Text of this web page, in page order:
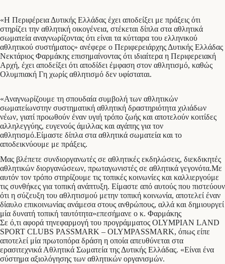
«Η Περιφέρεια Δυτικής Ελλάδας έχει αποδείξει με πράξεις ότι
στηρίζει την αθλητική οικογένεια, στέκεται δίπλα στα αθλητικά
σωματεία αναγνωρίζοντας ότι είναι τα κύτταρα του ελληνικού
αθλητικού συστήματος» ανέφερε ο Περιφερειάρχης Δυτικής Ελλάδας
Νεκτάριος Φαρμάκης επισημαίνοντας ότι ιδιαίτερα η Περιφερειακή
Αρχή, έχει αποδείξει ότι αποδίδει έμφαση στον αθλητισμό, καθώς
Ολυμπιακή Γη χωρίς αθλητισμό δεν υφίσταται.
«Αναγνωρίζουμε τη σπουδαία συμβολή των αθλητικών
σωματείωνστην συστηματική αθλητική δραστηριότητα χιλιάδων
νέων, γιατί προωθούν έναν υγιή τρόπο ζωής και αποτελούν κοιτίδες
αλληλεγγύης, ευγενούς άμιλλας και αγάπης για τον
αθλητισμό.Είμαστε δίπλα στα αθλητικά σωματεία και το
αποδεικνύουμε με πράξεις.
Μας βλέπετε συνδιοργανωτές σε αθλητικές εκδηλώσεις, διεκδικητές
αθλητικών διοργανώσεων, πρωταγωνιστές σε αθλητικά γεγονότα.Με
αυτόν τον τρόπο στηρίζουμε τις τοπικές κοινωνίες και καλλιεργούμε
τις συνθήκες για τοπική ανάπτυξη. Είμαστε από αυτούς που πιστεύουν
ότι η σύζευξη του αθλητισμού μετην τοπική κοινωνία, αποτελεί έναν
δίαυλο επικοινωνίας ανάμεσα στους ανθρώπους, αλλά και δημιουργεί
μία δυνατή τοπική ταυτότητα»επεσήμανε ο κ. Φαρμάκης
Σε ό,τι αφορά τηνεφαρμογή του προγράμματος OLYMPIAN LAND
SPORT CLUBS PASSMARK – OLYMPASSMARK, όπως είπε
αποτελεί μία πρωτοπόρα δράση η οποία απευθύνεται στα
ερασιτεχνικά Αθλητικά Σωματεία της Δυτικής Ελλάδας. «Είναι ένα
σύστημα αξιολόγησης των αθλητικών οργανισμών.